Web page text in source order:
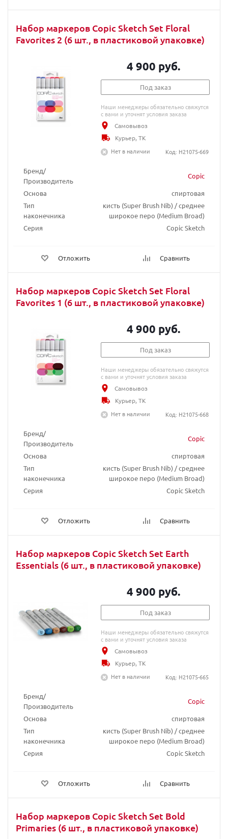
Набор маркеров Copic Sketch Set Floral
Favorites 2 (6 шт., в пластиковой упаковке)
Бренд/
Производитель
Copic
Основа
спиртовая
Тип
наконечника
кисть (Super Brush Nib) / среднее
широкое перо (Medium Broad)
Серия
Copic Sketch
Отложить Сравнить
4 900 руб.
Под заказ
Наши менеджеры обязательно свяжутся
с вами и уточнят условия заказа
Самовывоз
Курьер, ТК
Нет в наличии
Код: H21075-669
Набор маркеров Copic Sketch Set Floral
Favorites 1 (6 шт., в пластиковой упаковке)
Бренд/
Производитель
Copic
Основа
спиртовая
Тип
наконечника
кисть (Super Brush Nib) / среднее
широкое перо (Medium Broad)
Серия
Copic Sketch
Отложить Сравнить
4 900 руб.
Под заказ
Наши менеджеры обязательно свяжутся
с вами и уточнят условия заказа
Самовывоз
Курьер, ТК
Нет в наличии
Код: H21075-668
Набор маркеров Copic Sketch Set Earth
Essentials (6 шт., в пластиковой упаковке)
Бренд/
Производитель
Copic
Основа
спиртовая
Тип
наконечника
кисть (Super Brush Nib) / среднее
широкое перо (Medium Broad)
Серия
Copic Sketch
Отложить Сравнить
4 900 руб.
Под заказ
Наши менеджеры обязательно свяжутся
с вами и уточнят условия заказа
Самовывоз
Курьер, ТК
Нет в наличии
Код: H21075-665
Набор маркеров Copic Sketch Set Bold
Primaries (6 шт., в пластиковой упаковке)